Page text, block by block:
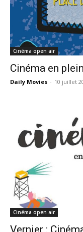
Cinéma open air
Cinéma en
Daily Movies - 10 juillet
Cinéma open air
Vernier :